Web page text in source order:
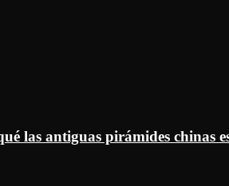
las antiguas pirámides chinas